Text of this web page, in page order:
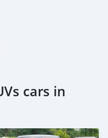
cars in